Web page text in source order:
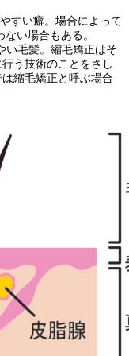
すい癖。場合によって
い場合もある。
い毛髪。縮毛矯正はそ
う技術のことをさし
縮毛矯正と呼ぶ場合